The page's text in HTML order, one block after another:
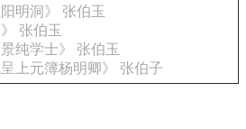
阳明洞》 张伯玉
张伯玉
景纯学士》 张伯玉
呈上元簿杨明卿》 张伯子